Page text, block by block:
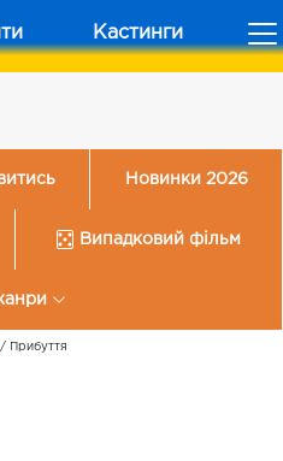
Кастинги
Новинки 2026
Випадковий фільм
/ Прибуття